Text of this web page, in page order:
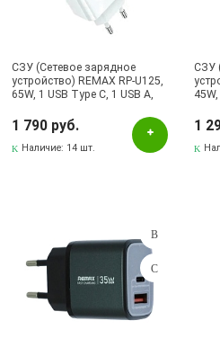
СЗУ (Сетевое зарядное
устройство) REMAX RP-U125,
65W, 1 USB Type C, 1 USB A,
1 790 руб.
Наличие: 14 шт.
СЗУ
1